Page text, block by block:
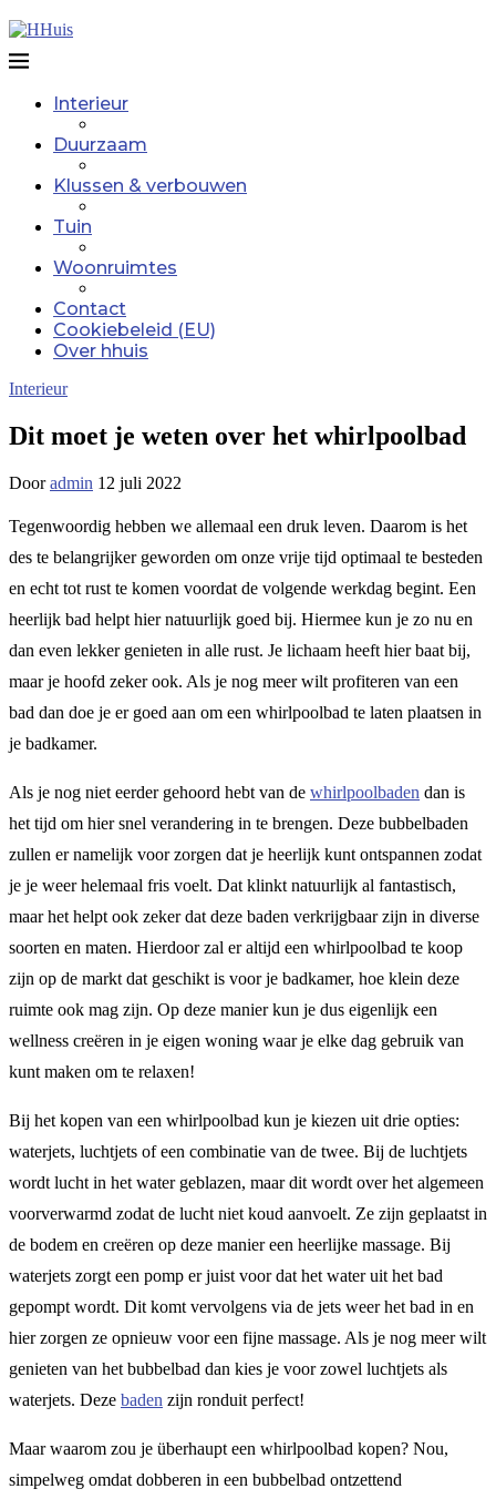
Interieur
Duurzaam
Klussen & verbouwen
Tuin
Woonruimtes
Contact
Cookiebeleid (EU)
Over hhuis
Interieur
Dit moet je weten over het whirlpoolbad
Dooradmin 12 juli 2022
Tegenwoordig hebben we allemaal een druk leven. Daarom is het
des te belangrijker geworden om onze vrije tijd optimaal te besteden
en echt tot rust te komen voordat de volgende werkdag begint. Een
heerlijk bad helpt hier natuurlijk goed bij. Hiermee kun je zo nu en
dan even lekker genieten in alle rust. Je lichaam heeft hier baat bij,
maar je hoofd zeker ook. Als je nog meer wilt profiteren van een
bad dan doe je er goed aan om een whirlpoolbad te laten plaatsen in
je badkamer.
Als je nog niet eerder gehoord hebt van de whirlpoolbaden dan is
het tijd om hier snel verandering in te brengen. Deze bubbelbaden
zullen er namelijk voor zorgen dat je heerlijk kunt ontspannen zodat
je je weer helemaal fris voelt. Dat klinkt natuurlijk al fantastisch,
maar het helpt ook zeker dat deze baden verkrijgbaar zijn in diverse
soorten en maten. Hierdoor zal er altijd een whirlpoolbad te koop
zijn op de markt dat geschikt is voor je badkamer, hoe klein deze
ruimte ook mag zijn. Op deze manier kun je dus eigenlijk een
wellness creëren in je eigen woning waar je elke dag gebruik van
kunt maken om te relaxen!
Bij het kopen van een whirlpoolbad kun je kiezen uit drie opties:
waterjets, luchtjets of een combinatie van de twee. Bij de luchtjets
wordt lucht in het water geblazen, maar dit wordt over het algemeen
voorverwarmd zodat de lucht niet koud aanvoelt. Ze zijn geplaatst in
de bodem en creëren op deze manier een heerlijke massage. Bij
waterjets zorgt een pomp er juist voor dat het water uit het bad
gepompt wordt. Dit komt vervolgens via de jets weer het bad in en
hier zorgen ze opnieuw voor een fijne massage. Als je nog meer wilt
genieten van het bubbelbad dan kies je voor zowel luchtjets als
waterjets. Deze baden zijn ronduit perfect!
Maar waarom zou je überhaupt een whirlpoolbad kopen? Nou,
simpelweg omdat dobberen in een bubbelbad ontzettend